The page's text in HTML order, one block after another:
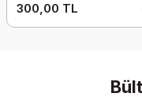
300,00 TL